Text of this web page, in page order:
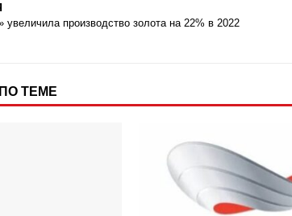
увеличила производство золота на 22% в 2022
ТЕМЕ